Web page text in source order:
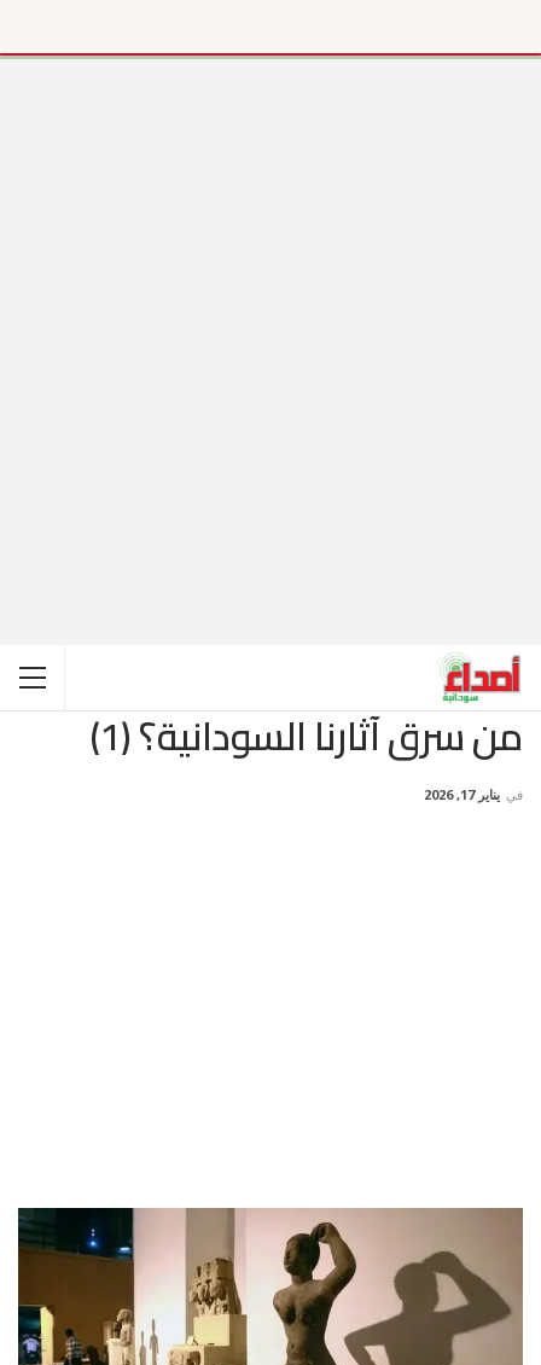
من سرق آثارنا السودانية؟ (1)
في يناير 17, 2026